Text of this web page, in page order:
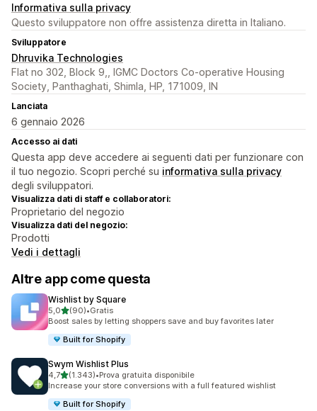
Informativa sulla privacy
Questo sviluppatore non offre assistenza diretta in Italiano.
Sviluppatore
Dhruvika Technologies
Flat no 302, Block 9,, IGMC Doctors Co-operative Housing
Society, Panthaghati, Shimla, HP, 171009, IN
Lanciata
6 gennaio 2026
Accesso ai dati
Questa app deve accedere ai seguenti dati per funzionare con
il tuo negozio. Scopri perché su informativa sulla privacy
degli sviluppatori.
Visualizza dati di staff e collaboratori:
Proprietario del negozio
Visualizza dati del negozio:
Prodotti
Vedi i dettagli
Altre app come questa
Wishlist by Square
5,0stelle su 5
(90)
90 recensioni totali
•Gratis
Boost sales by letting shoppers save and buy favorites later
Built for Shopify
Swym Wishlist Plus
4,7stelle su 5
(1.343)
1343 recensioni totali
•Prova gratuita disponibile
Increase your store conversions with a full featured wishlist
Built for Shopify